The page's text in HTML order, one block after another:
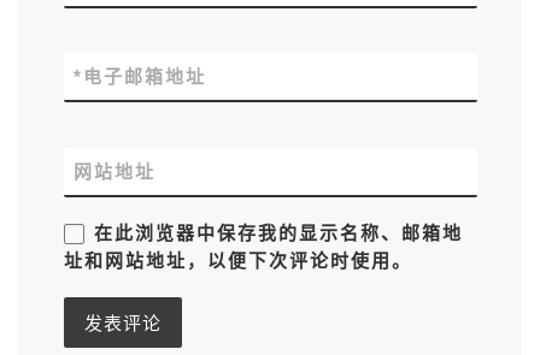
电子邮箱地址
*
网站地址
在此浏览器中保存我的显示名称、邮箱地
址和网站地址，以便下次评论时使用。